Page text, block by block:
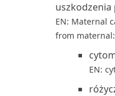
uszkodzenia
EN: Maternal
from maternal:
EN: